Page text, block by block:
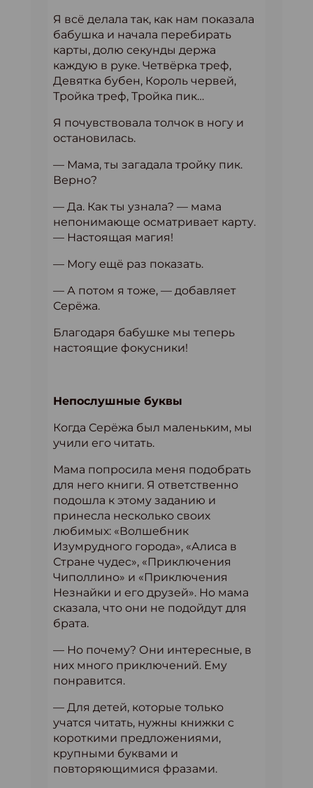
Я всё делала так, как нам показала
бабушка и начала перебирать
карты, долю секунды держа
каждую в руке. Четвёрка треф,
Девятка бубен, Король червей,
Тройка треф, Тройка пик…
Я почувствовала толчок в ногу и
остановилась.
— Мама, ты загадала тройку пик.
Верно?
— Да. Как ты узнала? — мама
непонимающе осматривает карту.
— Настоящая магия!
— Могу ещё раз показать.
— А потом я тоже, — добавляет
Серёжа.
Благодаря бабушке мы теперь
настоящие фокусники!
Непослушные буквы
Когда Серёжа был маленьким, мы
учили его читать.
Мама попросила меня подобрать
для него книги. Я ответственно
подошла к этому заданию и
принесла несколько своих
любимых: «Волшебник
Изумрудного города», «Алиса в
Стране чудес», «Приключения
Чиполлино» и «Приключения
Незнайки и его друзей». Но мама
сказала, что они не подойдут для
брата.
— Но почему? Они интересные, в
них много приключений. Ему
понравится.
— Для детей, которые только
учатся читать, нужны книжки с
короткими предложениями,
крупными буквами и
повторяющимися фразами.